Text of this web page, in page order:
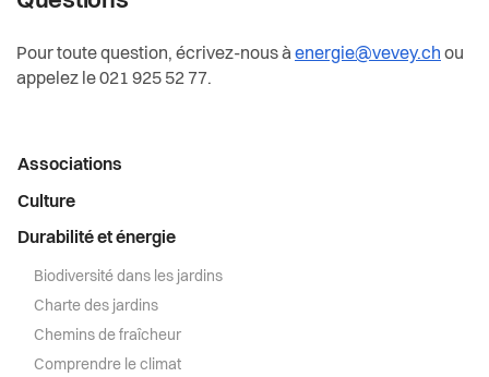
Pour toute question, écrivez-nous àenergie@vevey.ch ou
appelez le 021 925 52 77.
Menu
latéral
Associations
Culture
Durabilité et énergie
Biodiversité dans les jardins
Charte des jardins
Chemins de fraîcheur
Comprendre le climat